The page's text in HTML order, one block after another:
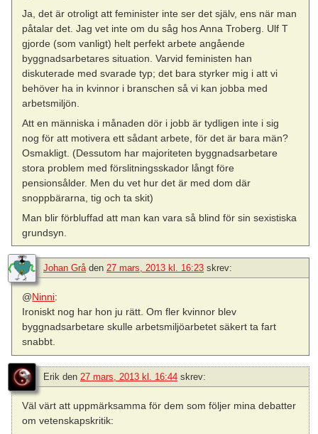
Ja, det är otroligt att feminister inte ser det själv, ens när man
påtalar det. Jag vet inte om du såg hos Anna Troberg. Ulf T
gjorde (som vanligt) helt perfekt arbete angående
byggnadsarbetares situation. Varvid feministen han
diskuterade med svarade typ; det bara styrker mig i att vi
behöver ha in kvinnor i branschen så vi kan jobba med
arbetsmiljön.
Att en människa i månaden dör i jobb är tydligen inte i sig
nog för att motivera ett sådant arbete, för det är bara män?
Osmakligt. (Dessutom har majoriteten byggnadsarbetare
stora problem med förslitningsskador långt före
pensionsålder. Men du vet hur det är med dom där
snoppbärarna, tig och ta skit)
Man blir förbluffad att man kan vara så blind för sin sexistiska
grundsyn.
Johan Gråden 27 mars, 2013 kl. 16:23 skrev:
@Ninni:
Ironiskt nog har hon ju rätt. Om fler kvinnor blev
byggnadsarbetare skulle arbetsmiljöarbetet säkert ta fart
snabbt.
Erik den 27 mars, 2013 kl. 16:44 skrev:
Väl värt att uppmärksamma för dem som följer mina debatter
om vetenskapskritik: